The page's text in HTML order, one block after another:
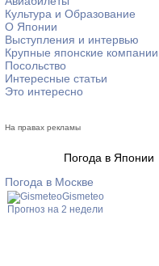
Культура и Образование
О Японии
Выступления и интервью
Крупные японские компании
Посольство
Интересные статьи
Это интересно
На правах рекламы
Погода в Японии
Погода в Москве
Gismeteo
Прогноз на 2 недели